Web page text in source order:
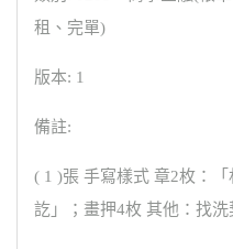
租、完單)
版本: 1
備註:
( 1 )張 手寫樣式 章2枚：
訖」；畫押4枚 其他：找